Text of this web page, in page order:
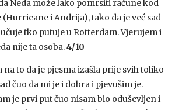
Neda može lako pomrsiti račune kod
i Andrija), tako da je već sad
tko putuje u Rotterdam. Vjerujem i
nije ta osoba.4/10
na to da je pjesma izašla prije svih toliko
čuo da mi je i dobra i pjevušim je.
je prvi put čuo nisam bio oduševljen i